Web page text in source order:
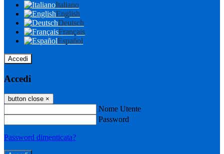
Italiano
English
Deutsch
Français
Español
Accedi
Accedi
button close ×
Nome Utente
Password
Password dimenticata?